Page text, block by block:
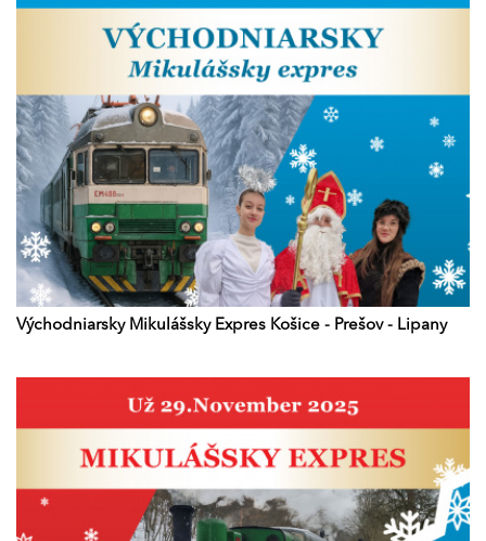
Východniarsky Mikulášsky Expres Košice - Prešov - Lipany